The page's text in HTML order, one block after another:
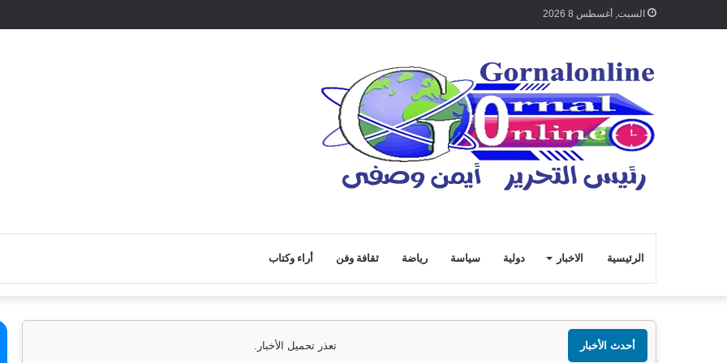
السبت, أغسطس 8 2026
الرئيسية الاخبار دولية سياسة رياضة ثقافة وفن أراء وكتاب
أحدث الأخبار تعذر تحميل الأخبار.